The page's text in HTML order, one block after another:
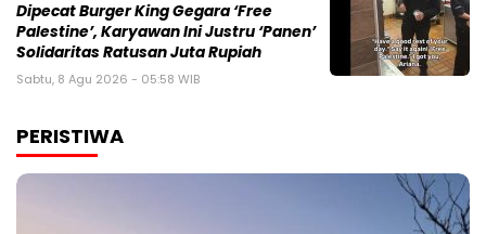
Dipecat Burger King Gegara ‘Free
Palestine’, Karyawan Ini Justru ‘Panen’
Solidaritas Ratusan Juta Rupiah
Sabtu, 8 Agu 2026 - 05:58 WIB
PERISTIWA